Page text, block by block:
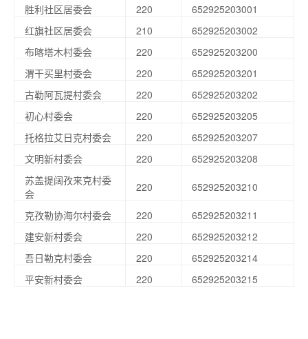
胜利社区居委会 220
652925203001
红旗社区居委会
210
652925203002
布喀塔木村委会
220
652925203200
渭干买里村委会
220
652925203201
古勒阿瓦提村委会
220
652925203202
初心村委会
220
652925203205
托格拉艾日克村委会
220
652925203207
文明新村委会
220
652925203208
苏盖提阔孜来克村委
会
220 652925203210
克孜勒协海尔村委会 220
652925203211
建安新村委会
220
652925203212
吾日勒克村委会
220
652925203214
平安新村委会
220 652925203215